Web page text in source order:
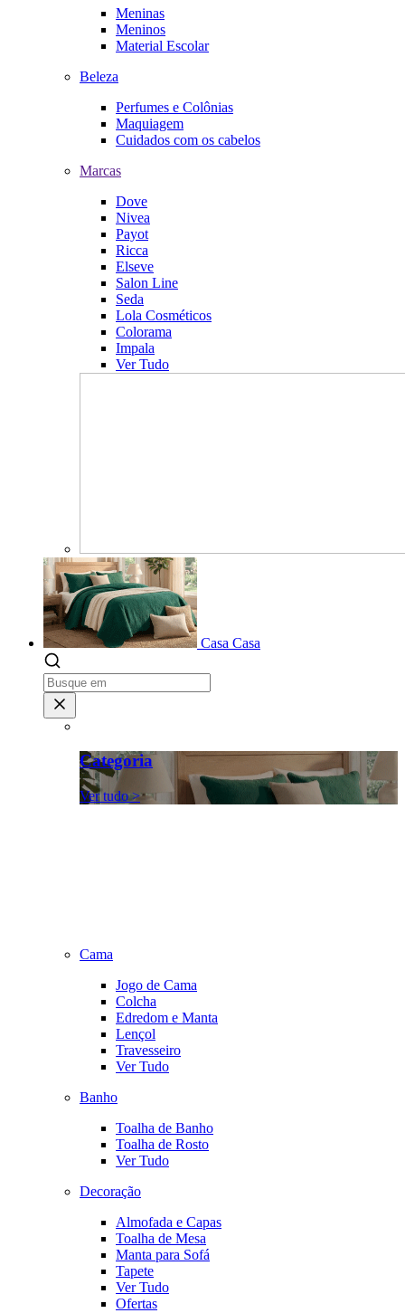
Meninas
Meninos
Material Escolar
Beleza
Perfumes e Colônias
Maquiagem
Cuidados com os cabelos
Marcas
Dove
Nivea
Payot
Ricca
Elseve
Salon Line
Seda
Lola Cosméticos
Colorama
Impala
Ver Tudo
Casa Casa
Categoria
Ver tudo >
Cama
Jogo de Cama
Colcha
Edredom e Manta
Lençol
Travesseiro
Ver Tudo
Banho
Toalha de Banho
Toalha de Rosto
Ver Tudo
Decoração
Almofada e Capas
Toalha de Mesa
Manta para Sofá
Tapete
Ver Tudo
Ofertas